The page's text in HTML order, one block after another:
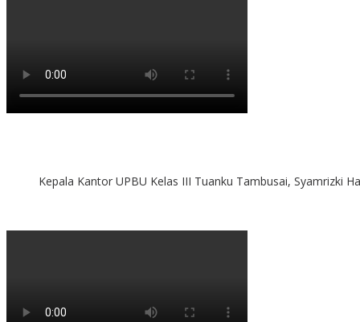
Kepala Kantor UPBU Kelas III Tuanku Tambusai, Syamrizki